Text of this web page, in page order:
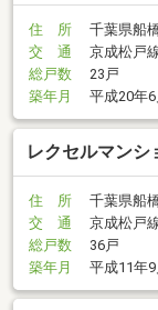
住 所
千葉県船
交 通
京成松戸
総戸数
23戸
築年月
平成20年6
レクセルマンシ
住 所
千葉県船
交 通
京成松戸
総戸数
36戸
築年月
平成11年9